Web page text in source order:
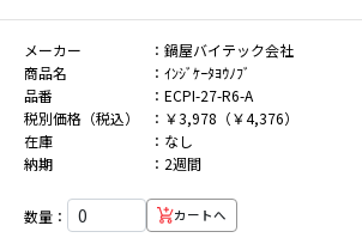
メーカー
鍋屋バイテック会社
商品名
ｲﾝｼﾞｹｰﾀﾖｳﾉﾌﾞ
品番
ECPI-27-R6-A
税別価格（税込）
￥3,978（￥4,376）
在庫
なし
納期
2週間
数量： カートへ